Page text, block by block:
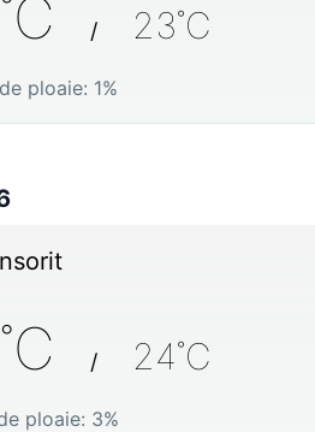
˚C / 23˚C
ploaie: 1%
˚C / 24˚C
ploaie: 3%